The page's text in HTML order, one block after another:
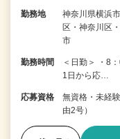
勤務地
神奈川県横浜
区・神奈川区
市
勤務時間
＜日勤＞ ・8
1日から応…
応募資格
無資格・未経
由2号）